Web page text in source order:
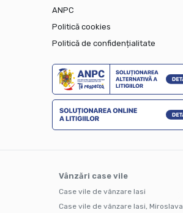
ANPC
Politică cookies
Politică de confidențialitate
Vânzări case vile
Case vile de vânzare Iasi
Case vile de vânzare Iasi, Miroslava